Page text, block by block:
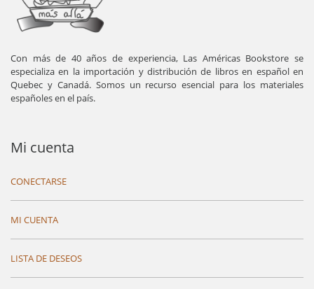
Con más de 40 años de experiencia, Las Américas Bookstore se
especializa en la importación y distribución de libros en español en
Quebec y Canadá. Somos un recurso esencial para los materiales
españoles en el país.
Mi cuenta
CONECTARSE
MI CUENTA
LISTA DE DESEOS